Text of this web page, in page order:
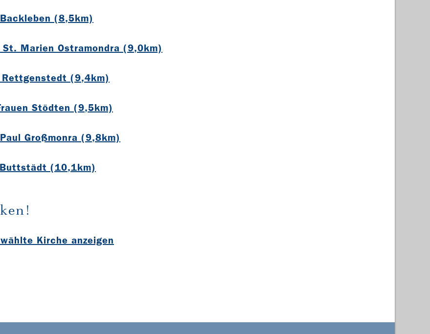
(8,5km)
Marien Ostramondra (9,0km)
(9,4km)
Stödten (9,5km)
Großmonra (9,8km)
(10,1km)
Kirche anzeigen